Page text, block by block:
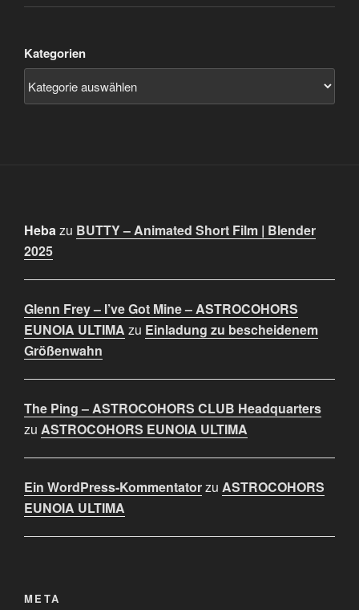
Kategorien
Hebazu BUTTY – Animated Short Film | Blender
2025
Glenn Frey – I’ve Got Mine – ASTROCOHORS
EUNOIA ULTIMA zu Einladung zu bescheidenem
Größenwahn
The Ping – ASTROCOHORS CLUB Headquarters
zu ASTROCOHORS EUNOIA ULTIMA
Ein WordPress-Kommentatorzu ASTROCOHORS
EUNOIA ULTIMA
META